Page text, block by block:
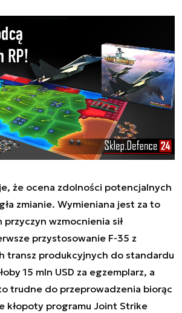
że ocena zdolności potencjalnych
zmianie. Wymieniana jest za to
przyczyn wzmocnienia sił
przystosowanie F-35 z
transz produkcyjnych do standardu
15 mln USD za egzemplarz, a
trudne do przeprowadzenia biorąc
kłopoty programu Joint Strike